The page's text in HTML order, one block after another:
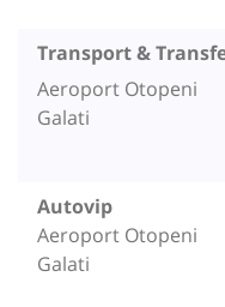
Transport &
Aeroport Otopeni
Galati
Autovip
Aeroport Otopeni
Galati